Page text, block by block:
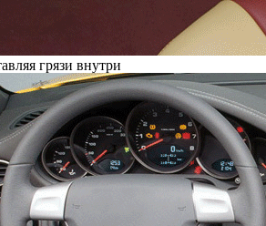
грязи внутри